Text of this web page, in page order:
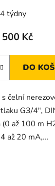
4 týdny
Kč
DO
čelní
G3/4",
(0 až 100 m
až 20 mA,...